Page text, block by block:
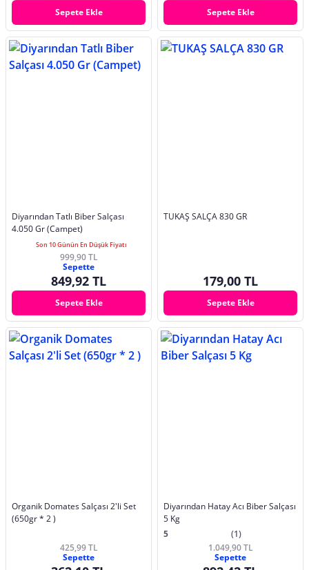
Sepete Ekle Sepete Ekle
Diyarından Tatlı Biber Salçası
4.050 Gr (Campet)
Son 10 Günün En Düşük Fiyatı
999,90 TL
Sepette
849,92 TL
Sepete Ekle
TUKAŞ SALÇA 830 GR
179,00 TL
Sepete Ekle
Organik Domates Salçası 2'li Set
(650gr * 2 )
425,99 TL
Sepette
Diyarından Hatay Acı Biber Salçası
5 Kg
5
(1)
1.049,90 TL
Sepette